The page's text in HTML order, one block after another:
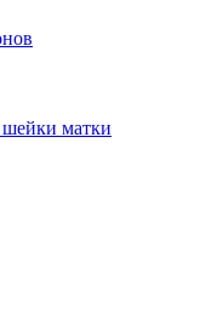
шейки матки